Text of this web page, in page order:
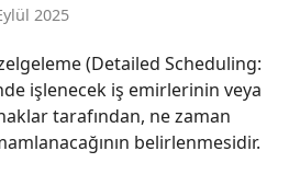
2025
(Detailed Scheduling:
işlenecek iş emirlerinin veya
tarafından, ne zaman
belirlenmesidir.